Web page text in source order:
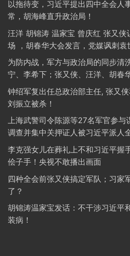
以拖待变，习近平提出四中全会人
常，胡海峰直升政治局！
汪洋 胡锦涛 温家宝 曾庆红 张又侠
场 ，胡春华大会发言，党媒讽刺袁
为防内战，军方与政治局的同步清
宁、李希下；张又侠、汪洋、胡春
钟绍军复出任总政治部主任, 张又
刘振立被杀！
上海武警司令陈源等27名军官参与
调查并集中关押证人被习近平派人
李克强女儿在葬礼上不和习近平握
侩子手！央视不敢播出画面
四种全会前张又侠搞定军队；习家
了？
胡锦涛温家宝发话：不干涉习近平
装病！